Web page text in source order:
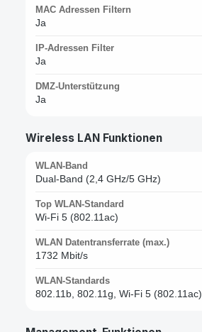
MAC Adressen Filtern
Ja
IP-Adressen Filter
Ja
DMZ-Unterstützung
Ja
Wireless LAN Funktionen
WLAN-Band
Dual-Band (2,4 GHz/5 GHz)
Top WLAN-Standard
Wi-Fi 5 (802.11ac)
WLAN Datentransferrate (max.)
1732 Mbit/s
WLAN-Standards
802.11b, 802.11g, Wi-Fi 5 (802.11ac)